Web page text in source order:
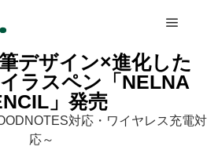
デザイン×進化した
ラスペン「NELNA
」発売
対応・ワイヤレス充電対
応～